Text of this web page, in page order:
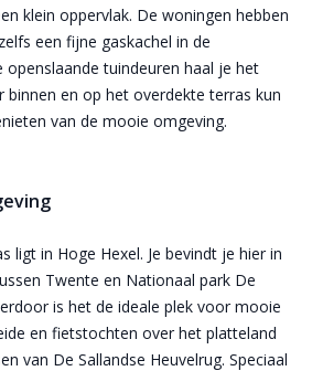
klein oppervlak. De woningen hebben
een fijne gaskachel in de
tuindeuren haal je het
binnen en op het overdekte terras kun
van de mooie omgeving.
ligt in Hoge Hexel. Je bevindt je hier in
Twente en Nationaal park De
is het de ideale plek voor mooie
en fietstochten over het platteland
van De Sallandse Heuvelrug. Speciaal